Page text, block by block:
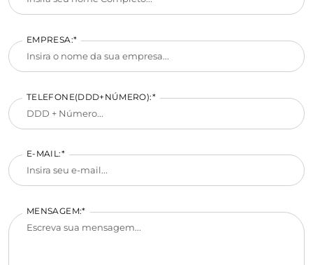
EMPRESA:*
TELEFONE(DDD+NÚMERO):*
E-MAIL:*
MENSAGEM:*